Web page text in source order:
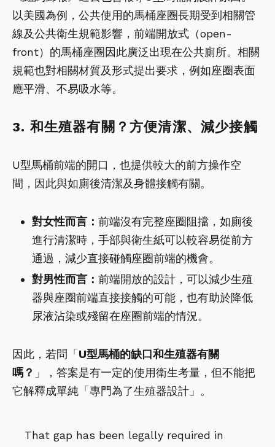
以美國為例，公共使用的馬桶座圈長期受到相關管
線及公共衛生規範影響，前端開放式（open-
front）的馬桶座圈因此廣泛出現在公共廁所。相關
規範也對相關材質及形式提出要求，例如座圈表面
應平滑、不易吸水等。
3. 和生殖器有關？方便清潔、減少接觸
U型馬桶前端的開口，也提供較大的前方操作空
間，因此與如廁後清潔及身體接觸有關。
對女性而言： 前端沒有完整座圈阻擋，如廁後
進行清潔時，手部與衛生紙可以較容易從前方
通過，減少直接碰觸座圈前端的機會。
對男性而言： 前端開放的設計，可以減少生殖
器與座圈前端直接接觸的可能，也有助於降低
尿液沾染或殘留在座圈前端的情況。
因此，若問「U型馬桶的缺口和生殖器有關
嗎？ 」，答案是有一定的使用衛生考量，但不能把
它解釋成單純「專門為了生殖器設計」。
That gap has been legally required in